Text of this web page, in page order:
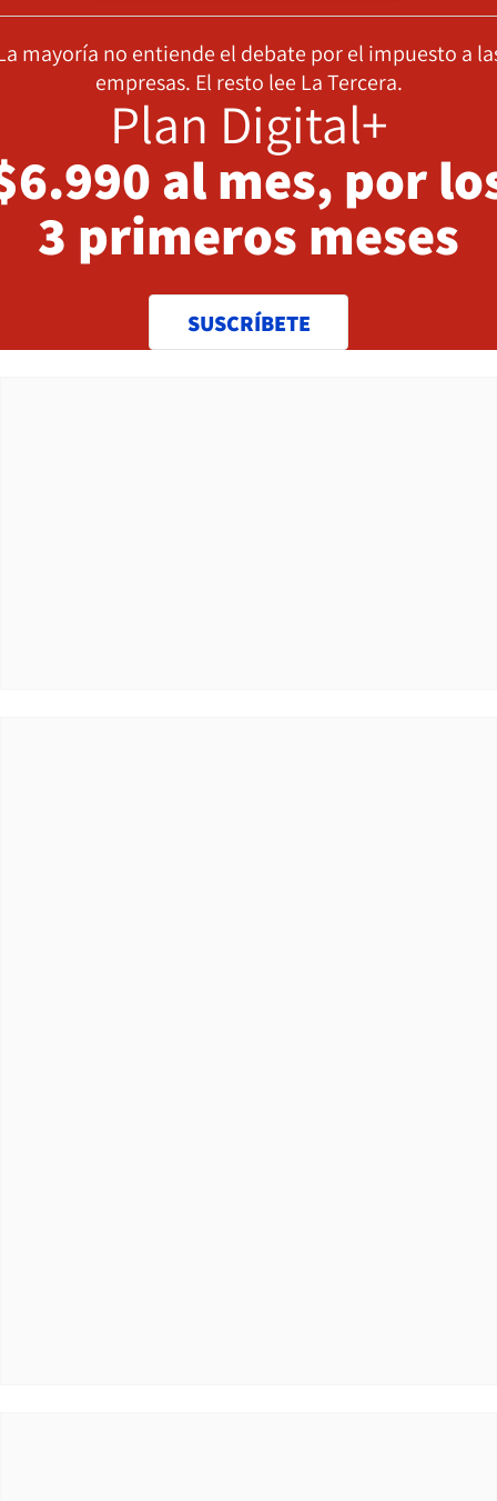
mayoría no entiende el debate por el impuesto a
empresas. El resto lee La Tercera.
Plan Digital+
al mes, por
3 primeros meses
SUSCRÍBETE